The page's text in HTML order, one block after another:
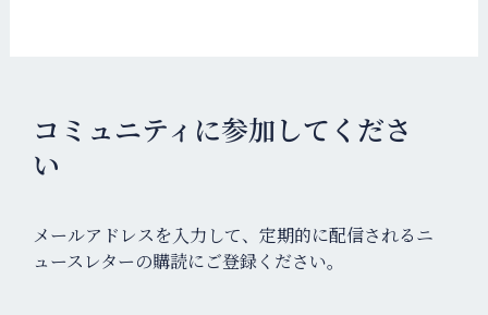
コミュニティに参加してくださ
い
メールアドレスを入力して、定期的に配信されるニ
ュースレターの購読にご登録ください。